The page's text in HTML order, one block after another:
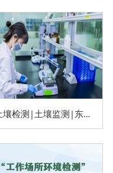
土壤检测|土壤监测|东莞土壤检测